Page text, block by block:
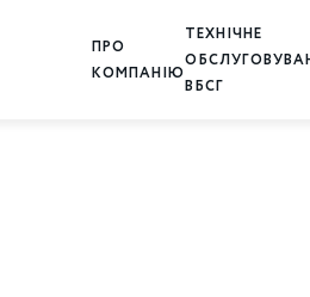
ПРО
КОМПАНІЮ
ТЕХНІЧНЕ
ВБСГ